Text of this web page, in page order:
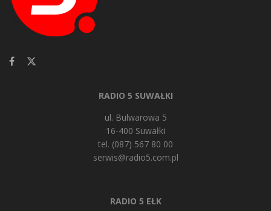
RADIO 5 SUWAŁKI
ul. Bulwarowa 5
16-400 Suwałki
tel. (087) 567 80 00
serwis@radio5.com.pl
RADIO 5 EŁK